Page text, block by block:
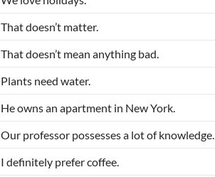
That doesn’t matter.
That doesn’t mean anything bad.
Plants need water.
He owns an apartment in New York.
Our professor possesses a lot of knowledge.
I definitely prefer coffee.